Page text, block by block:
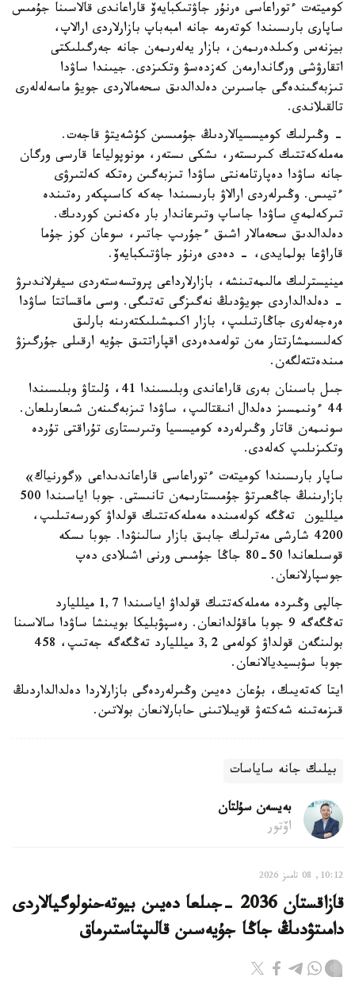
كوميتەت ءتوراعاسى ەرنۇر جاۋتىكبايەۆ قاراعاندى قالاسىنا جۇمىس
ساپارى بارىسىندا كوتەرمە جانە امبەباپ بازارلاردى ارالاپ،
بيزنەس وكىلدەرىمەن، بازار يەلەرىمەن جانە جەرگىلىكتى
اتقارۋشى ورگاندارمەن كەزدەسۋ وتكىزدى. جيىندا ساۋدا
تىزبەگىندەگى جاسىرىن دەلدالدىق سحەمالاردى جويۋ ماسەلەلەرى
تالقىلاندى.
- وڭىرلىك كوميسسيالاردىڭ جۇمىسىن كۇشەيتۋ قاجەت.
مەملەكەتتىك كىرىستەر، ىشكى ىستەر، مونوپولياعا قارسى ورگان
جانە ساۋدا دەپارتامەنتى ساۋدا تىزبەگىن رەتكە كەلتىرۋى
ءتيىس. وڭىرلەردى ارالاۋ بارىسىندا جەكە كاسىپكەر رەتىندە
تىركەلمەي ساۋدا جاساپ وتىرعاندار بار ەكەنىن كوردىك.
دەلدالدىق سحەمالار اشىق ءجۇرىپ جاتىر، سوعان كوز جۇما
قاراۋعا بولمايدى، - دەدى ەرنۇر جاۋتىكبايەۆ.
مينيسترلىك مالىمەتىنشە، بازارلارداعى پروتسەستەردى سيفرلاندىرۋ
- دەلدالداردى جويۋدىڭ نەگىزگى تەتىگى. وسى ماقساتتا ساۋدا
ەرەجەلەرى جاڭارتىلىپ، بازار اكىمشىلىكتەرىنە بارلىق
كەلىسىمشارتتار مەن تولەمدەردى اقپاراتتىق جۇيە ارقىلى جۇرگىزۋ
مىندەتتەلگەن.
جىل باسىنان بەرى قاراعاندى وبلىسىندا 41، ۇلىتاۋ وبلىسىندا
44 ءونىمسىز دەلدال انىقتالىپ، ساۋدا تىزبەگىنەن شىعارىلعان.
سونىمەن قاتار وڭىرلەردە كوميسسيا وتىرىستارى تۇراقتى تۇردە
وتكىزىلىپ كەلەدى.
ساپار بارىسىندا كوميتەت ءتوراعاسى قاراعاندىداعى «گورنياك»
بازارىنىڭ جاڭعىرتۋ جۇمىستارىمەن تانىستى. جوبا اياسىندا 500
ميلليون تەڭگە كولەمىندە مەملەكەتتىك قولداۋ كورسەتىلىپ،
4200 شارشى مەترلىك جابىق بازار سالىنۋدا. جوبا ىسكە
قوسىلعاندا 50-80 جاڭا جۇمىس ورنى اشىلادى دەپ
جوسپارلانعان.
جالپى وڭىردە مەملەكەتتىك قولداۋ اياسىندا 1,7 ميلليارد
تەڭگەگە 9 جوبا ماقۇلدانعان. رەسپۋبليكا بويىنشا ساۋدا سالاسىنا
بولىنگەن قولداۋ كولەمى 3,2 ميلليارد تەڭگەگە جەتىپ، 458
جوبا سۋبسيديالانعان.
ايتا كەتەيىك، بۇعان دەيىن وڭىرلەردەگى بازارلاردا دەلدالداردىڭ
قىزمەتىنە شەكتەۋ قويىلاتىنى حابارلانعان بولاتىن.
بيلىك جانە ساياسات
بەيسەن سۇلتان
اۆتور
10:12, 08 تامىز 2026
قازاقستان 2036 -جىلعا دەيىن بيوتەحنولوگيالاردى
دامىتۋدىڭ جاڭا جۇيەسىن قالىپتاستىرماق